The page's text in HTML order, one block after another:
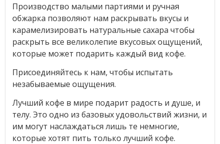
Производство малыми партиями и ручная
обжарка позволяют нам раскрывать вкусы и
карамелизировать натуральные сахара чтобы
раскрыть все великолепие вкусовых ощущений,
которые может подарить каждый вид кофе.
Присоединяйтесь к нам, чтобы испытать
незабываемые ощущения.
Лучший кофе в мире подарит радость и душе, и
телу. Это одно из базовых удовольствий жизни, и
им могут наслаждаться лишь те немногие,
которые хотят пить только лучший кофе.